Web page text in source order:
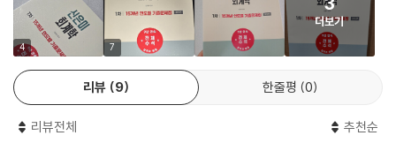
4 7
더보기
리뷰 9 한줄평 0
리뷰전체 추천순